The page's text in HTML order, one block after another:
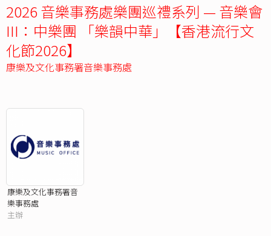
2026 音樂事務處樂團巡禮系列 — 音樂會
III：中樂團 「樂韻中華」【香港流行文
化節2026】
康樂及文化事務署音樂事務處
康樂及文化事務署音
樂事務處
主辦